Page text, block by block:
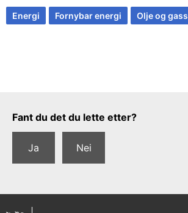
Energi Fornybar energi Olje og gass
Tilbakemeldingsskjema
Fant du det du lette etter?
Ja Nei